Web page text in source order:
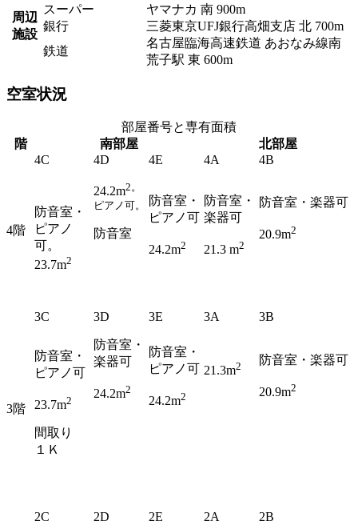
周辺
施設
スーパー
ヤマナカ 南 900m
銀行
三菱東京UFJ銀行高畑支店 北 700m
鉄道
名古屋臨海高速鉄道 あおなみ線南
荒子駅 東 600m
空室状況
部屋番号と専有面積
階
南部屋 北部屋
4階
4C 4D 4E 4A 4B
防音室 ・
ピアノ
可。
23.7m2
24.2m2。
ピアノ可。
防音室
防音室・
ピアノ可
24.2m2
防音室 ・
楽器可
21.3 m2
防音室 ・楽器可
20.9m2
3階
3C 3D 3E 3A 3B
防音室・
ピアノ可
23.7m2
間取り
１Ｋ
防音室 ・
楽器可
24.2m2
防音室・
ピアノ可
24.2m2
21.3m2 防音室 ・楽器可
20.9m2
2C 2D 2E 2A 2B